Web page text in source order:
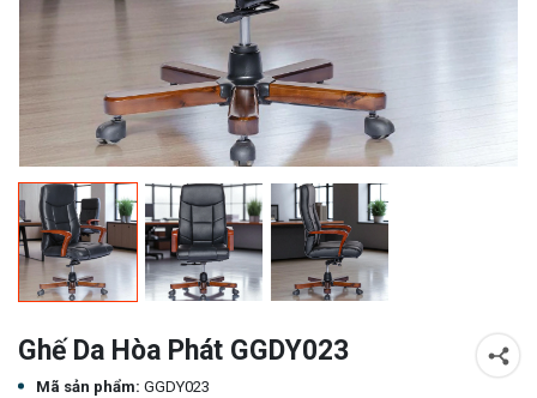
Ghế Da Hòa Phát GGDY023
Mã sản phẩm: GGDY023